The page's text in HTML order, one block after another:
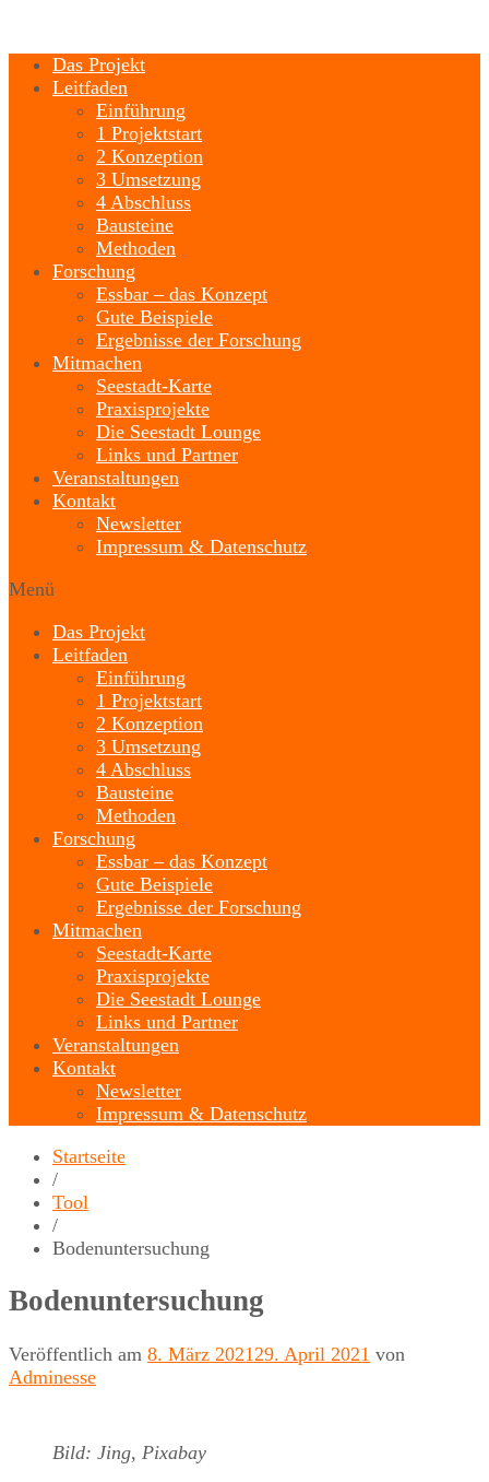
Das Projekt
Leitfaden
Einführung
1 Projektstart
2 Konzeption
3 Umsetzung
4 Abschluss
Bausteine
Methoden
Forschung
Essbar – das Konzept
Gute Beispiele
Ergebnisse der Forschung
Mitmachen
Seestadt-Karte
Praxisprojekte
Die Seestadt Lounge
Links und Partner
Veranstaltungen
Kontakt
Newsletter
Impressum & Datenschutz
Menü
Das Projekt
Leitfaden
Einführung
1 Projektstart
2 Konzeption
3 Umsetzung
4 Abschluss
Bausteine
Methoden
Forschung
Essbar – das Konzept
Gute Beispiele
Ergebnisse der Forschung
Mitmachen
Seestadt-Karte
Praxisprojekte
Die Seestadt Lounge
Links und Partner
Veranstaltungen
Kontakt
Newsletter
Impressum & Datenschutz
Startseite
/
Tool
/
Bodenuntersuchung
Bodenuntersuchung
Veröffentlich am 8. März 2021 29. April 2021 von
Adminesse
Bild: Jing, Pixabay